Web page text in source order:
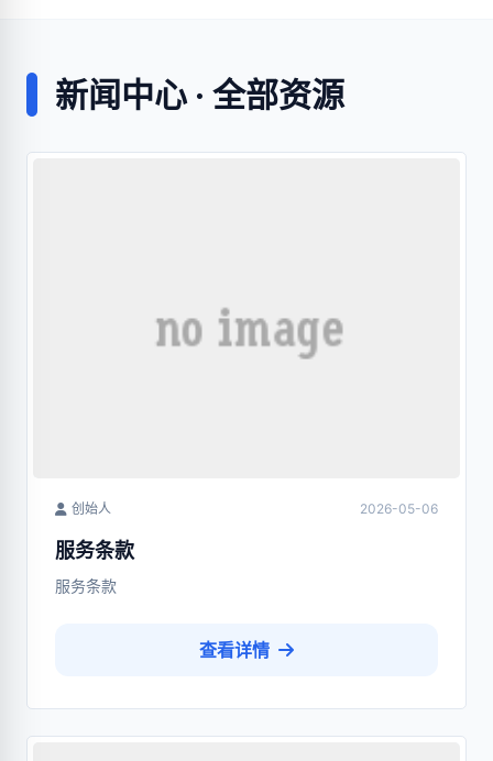
新闻中心 · 全部资源
创始人 2026-05-06
服务条款
服务条款
查看详情